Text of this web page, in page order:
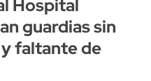
Hospital
guardias sin
faltante de